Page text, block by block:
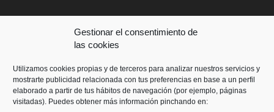
Gestionar el consentimiento de
las cookies
Utilizamos cookies propias y de terceros para analizar nuestros servicios y
mostrarte publicidad relacionada con tus preferencias en base a un perfil
elaborado a partir de tus hábitos de navegación (por ejemplo, páginas
visitadas). Puedes obtener más información pinchando en:
Contáctanos:prensa@ccontratistascyl.es
SÍGUENOS